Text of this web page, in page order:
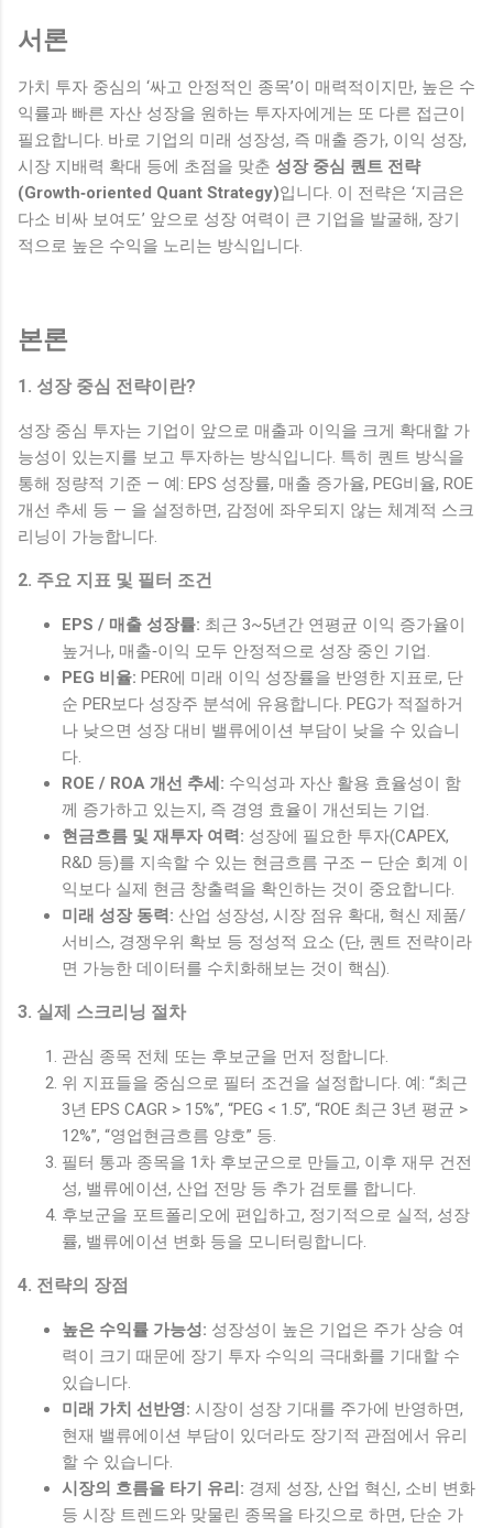
서론
가치 투자 중심의 ‘싸고 안정적인 종목’이 매력적이지만, 높은 수
익률과 빠른 자산 성장을 원하는 투자자에게는 또 다른 접근이
필요합니다. 바로 기업의 미래 성장성, 즉 매출 증가, 이익 성장,
시장 지배력 확대 등에 초점을 맞춘 성장 중심 퀀트 전략
(Growth‑oriented Quant Strategy)입니다. 이 전략은 ‘지금은
다소 비싸 보여도’ 앞으로 성장 여력이 큰 기업을 발굴해, 장기
적으로 높은 수익을 노리는 방식입니다.
본론
1. 성장 중심 전략이란?
성장 중심 투자는 기업이 앞으로 매출과 이익을 크게 확대할 가
능성이 있는지를 보고 투자하는 방식입니다. 특히 퀀트 방식을
통해 정량적 기준 — 예: EPS 성장률, 매출 증가율, PEG비율, ROE
개선 추세 등 — 을 설정하면, 감정에 좌우되지 않는 체계적 스크
리닝이 가능합니다.
2. 주요 지표 및 필터 조건
EPS / 매출 성장률: 최근 3~5년간 연평균 이익 증가율이
높거나, 매출‑이익 모두 안정적으로 성장 중인 기업.
PEG 비율: PER에 미래 이익 성장률을 반영한 지표로, 단
순 PER보다 성장주 분석에 유용합니다. PEG가 적절하거
나 낮으면 성장 대비 밸류에이션 부담이 낮을 수 있습니
다.
ROE / ROA 개선 추세: 수익성과 자산 활용 효율성이 함
께 증가하고 있는지, 즉 경영 효율이 개선되는 기업.
현금흐름 및 재투자 여력: 성장에 필요한 투자(CAPEX,
R&D 등)를 지속할 수 있는 현금흐름 구조 — 단순 회계 이
익보다 실제 현금 창출력을 확인하는 것이 중요합니다.
미래 성장 동력: 산업 성장성, 시장 점유 확대, 혁신 제품/
서비스, 경쟁우위 확보 등 정성적 요소 (단, 퀀트 전략이라
면 가능한 데이터를 수치화해보는 것이 핵심).
3. 실제 스크리닝 절차
관심 종목 전체 또는 후보군을 먼저 정합니다.
위 지표들을 중심으로 필터 조건을 설정합니다. 예: “최근
3년 EPS CAGR > 15%”, “PEG < 1.5”, “ROE 최근 3년 평균 >
12%”, “영업현금흐름 양호” 등.
필터 통과 종목을 1차 후보군으로 만들고, 이후 재무 건전
성, 밸류에이션, 산업 전망 등 추가 검토를 합니다.
후보군을 포트폴리오에 편입하고, 정기적으로 실적, 성장
률, 밸류에이션 변화 등을 모니터링합니다.
4. 전략의 장점
높은 수익률 가능성: 성장성이 높은 기업은 주가 상승 여
력이 크기 때문에 장기 투자 수익의 극대화를 기대할 수
있습니다.
미래 가치 선반영: 시장이 성장 기대를 주가에 반영하면,
현재 밸류에이션 부담이 있더라도 장기적 관점에서 유리
할 수 있습니다.
시장의 흐름을 타기 유리: 경제 성장, 산업 혁신, 소비 변화
등 시장 트렌드와 맞물린 종목을 타깃으로 하면, 단순 가